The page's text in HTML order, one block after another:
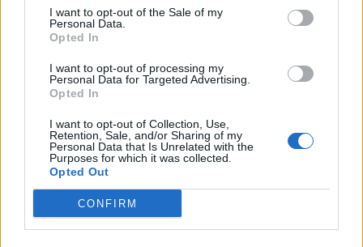
I want to opt-out of the Sale of my
Personal Data.
Opted In
I want to opt-out of processing my
Personal Data for Targeted Advertising.
Opted In
I want to opt-out of Collection, Use,
Retention, Sale, and/or Sharing of my
Personal Data that Is Unrelated with the
Purposes for which it was collected.
Opted Out
CONFIRM
Scarica riepilogo
stagionale
Scarica
Giornata Voto FV Entrato Uscito
LIV-BRE
2 MAN-LIV
3 LIV-NOT